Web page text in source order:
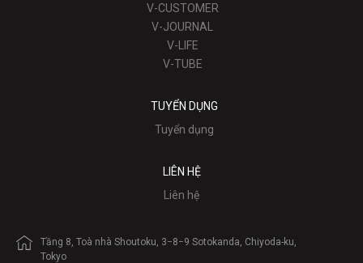
V-CUSTOMER
V-JOURNAL
V-LIFE
V-TUBE
TUYỂN DỤNG
Tuyển dụng
LIÊN HỆ
Liên hệ
Tầng 8, Toà nhà Shoutoku, 3−8−9 Sotokanda, Chiyoda-ku,
Tokyo